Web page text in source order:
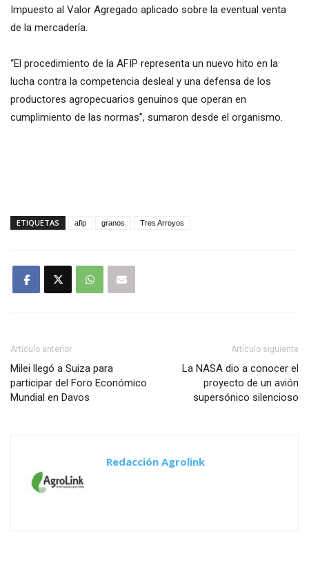
Impuesto al Valor Agregado aplicado sobre la eventual venta
de la mercadería.
“El procedimiento de la AFIP representa un nuevo hito en la
lucha contra la competencia desleal y una defensa de los
productores agropecuarios genuinos que operan en
cumplimiento de las normas”, sumaron desde el organismo.
ETIQUETAS afip granos Tres Arroyos
Artículo anterior
Milei llegó a Suiza para
participar del Foro Económico
Mundial en Davos
Artículo siguiente
La NASA dio a conocer el
proyecto de un avión
supersónico silencioso
Redacción Agrolink